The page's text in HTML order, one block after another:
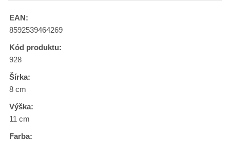
EAN:
8592539464269
Kód produktu:
928
Šírka:
8 cm
Výška:
11 cm
Farba: